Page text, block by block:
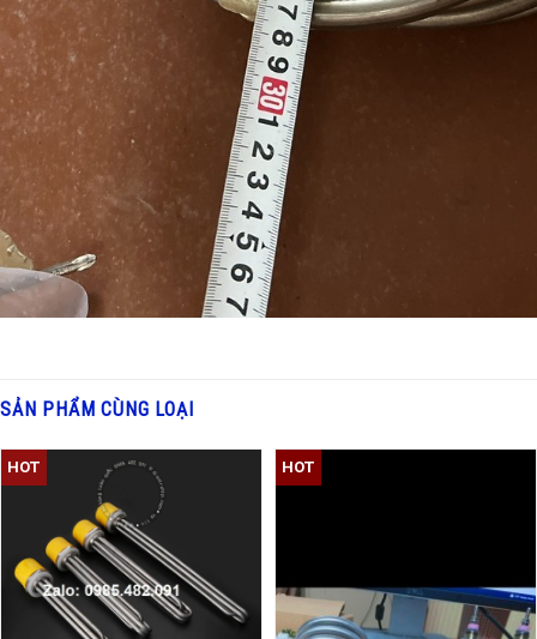
SẢN PHẨM CÙNG LOẠI
HOT HOT